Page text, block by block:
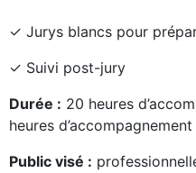
✓ Jurys blancs pour
✓ Suivi post-jury
Durée : 20 heures
heures
Public visé :